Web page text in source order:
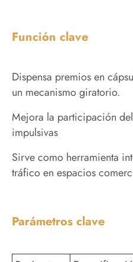
Función clave
Dispensa premios en
un mecanismo giratorio.
Mejora la participación
impulsivas
Sirve como herramienta
tráfico en espacios
Parámetros clave